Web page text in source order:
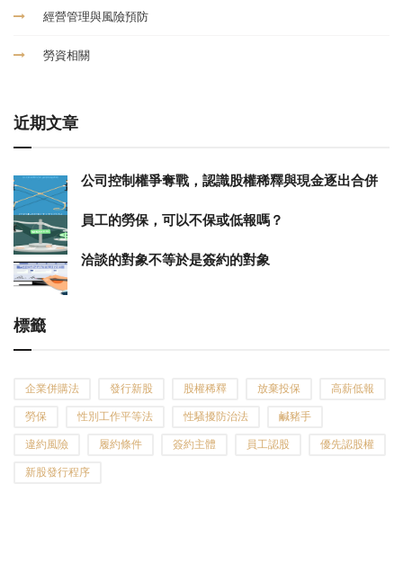
經營管理與風險預防
勞資相關
近期文章
公司控制權爭奪戰，認識股權稀釋與現金逐出合併
員工的勞保，可以不保或低報嗎？
洽談的對象不等於是簽約的對象
標籤
企業併購法 發行新股 股權稀釋 放棄投保 高薪低報
勞保 性別工作平等法 性騷擾防治法 鹹豬手
違約風險 履約條件 簽約主體 員工認股 優先認股權
新股發行程序